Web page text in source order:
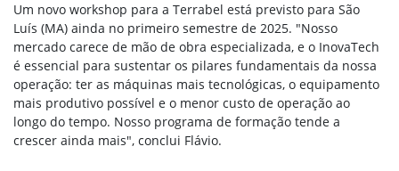
Um novo workshop para a Terrabel está previsto para São
Luís (MA) ainda no primeiro semestre de 2025. "Nosso
mercado carece de mão de obra especializada, e o InovaTech
é essencial para sustentar os pilares fundamentais da nossa
operação: ter as máquinas mais tecnológicas, o equipamento
mais produtivo possível e o menor custo de operação ao
longo do tempo. Nosso programa de formação tende a
crescer ainda mais", conclui Flávio.